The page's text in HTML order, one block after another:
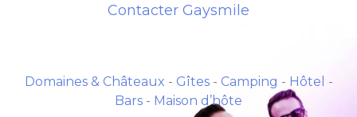
Contacter Gaysmile
Domaines & Châteaux - Gîtes- Camping - Hôtel -
Bars - Maison d’hôte